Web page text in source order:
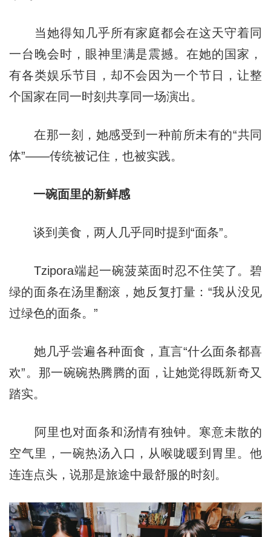
当她得知几乎所有家庭都会在这天守着同
一台晚会时，眼神里满是震撼。在她的国家，
有各类娱乐节目，却不会因为一个节日，让整
个国家在同一时刻共享同一场演出。
在那一刻，她感受到一种前所未有的“共同
体”——传统被记住，也被实践。
一碗面里的新鲜感
谈到美食，两人几乎同时提到“面条”。
Tzipora端起一碗菠菜面时忍不住笑了。碧
绿的面条在汤里翻滚，她反复打量：“我从没见
过绿色的面条。”
她几乎尝遍各种面食，直言“什么面条都喜
欢”。那一碗碗热腾腾的面，让她觉得既新奇又
踏实。
阿里也对面条和汤情有独钟。寒意未散的
空气里，一碗热汤入口，从喉咙暖到胃里。他
连连点头，说那是旅途中最舒服的时刻。